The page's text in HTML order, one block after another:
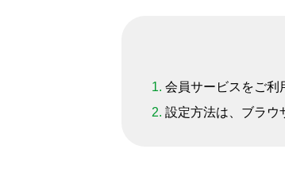
1. 会員サービスをご利
2. 設定方法は、ブラウ